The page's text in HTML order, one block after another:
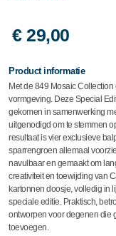
€ 29,00
Product informatie
Met de 849 Mosaic
vormgeving. Deze Special
gekomen in samenwerking
uitgenodigd om te stemmen
resultaat is vier exclusieve
sparrengroen allemaal
navulbaar en gemaakt om
creativiteit en toewijding van
kartonnen doosje, volledig in
speciale editie. Praktisch,
ontworpen voor degenen die
toevoegen.